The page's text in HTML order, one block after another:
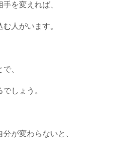
を変えれば、
人がいます。
、
しょう。
が変わらないと、